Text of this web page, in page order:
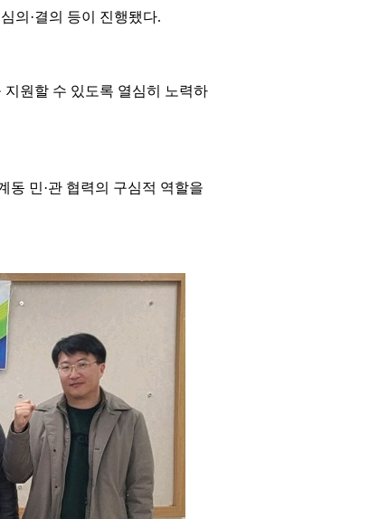
의·결의 등이 진행됐다.
지원할 수 있도록 열심히 노력하
동 민·관 협력의 구심적 역할을